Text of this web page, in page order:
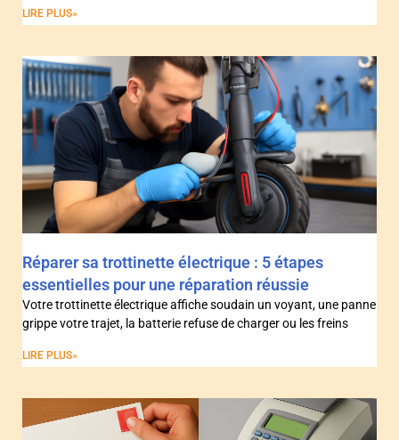
LIRE PLUS»
Réparer sa trottinette électrique : 5 étapes
essentielles pour une réparation réussie
Votre trottinette électrique affiche soudain un voyant, une panne
grippe votre trajet, la batterie refuse de charger ou les freins
LIRE PLUS»